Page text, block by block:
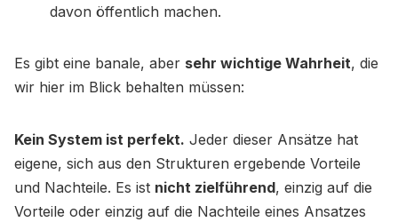
davon öffentlich machen.
Es gibt eine banale, aber sehr wichtige Wahrheit, die
wir hier im Blick behalten müssen:
Kein System ist perfekt. Jeder dieser Ansätze hat
eigene, sich aus den Strukturen ergebende Vorteile
und Nachteile. Es ist nicht zielführend, einzig auf die
Vorteile oder einzig auf die Nachteile eines Ansatzes